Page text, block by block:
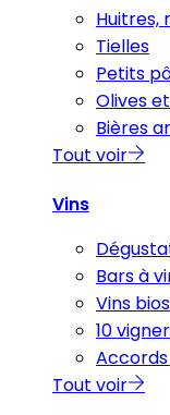
Huitres,
Tielles
Petits
Olives
Bières
Tout voir
Vins
Bars à
Vins
10
Tout voir